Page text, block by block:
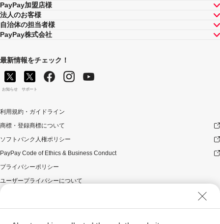
PayPay加盟店様
法人のお客様
自治体の担当者様
PayPay株式会社
最新情報をチェック！
お知らせ サポート
利用規約・ガイドライン
商標・登録商標について
ソフトバンク人権ポリシー
PayPay Code of Ethics & Business Conduct
プライバシーポリシー
ユーザープライバシーについて
ウェブサイト利用規約
反社会的勢力に対する方針